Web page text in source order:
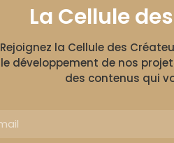
La Cellule
Rejoignez la Cellule des
le développement de nos
des contenus qui